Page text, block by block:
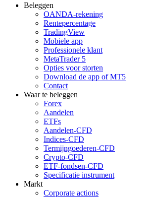
Beleggen
OANDA-rekening
Rentepercentage
TradingView
Mobiele app
Professionele klant
MetaTrader 5
Opties voor storten
Download de app of MT5
Contact
Waar te beleggen
Forex
Aandelen
ETFs
Aandelen-CFD
Indices-CFD
Termijngoederen-CFD
Crypto-CFD
ETF-fondsen-CFD
Specificatie instrument
Markt
Corporate actions